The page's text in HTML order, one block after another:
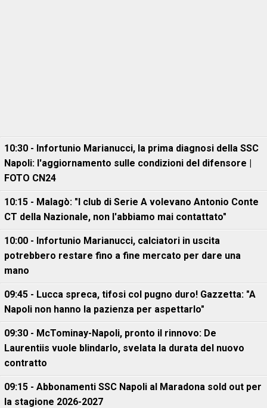
10:30 - Infortunio Marianucci, la prima diagnosi della SSC
Napoli: l'aggiornamento sulle condizioni del difensore |
FOTO CN24
10:15 - Malagò: "I club di Serie A volevano Antonio Conte
CT della Nazionale, non l'abbiamo mai contattato"
10:00 - Infortunio Marianucci, calciatori in uscita
potrebbero restare fino a fine mercato per dare una
mano
09:45 - Lucca spreca, tifosi col pugno duro! Gazzetta: "A
Napoli non hanno la pazienza per aspettarlo"
09:30 - McTominay-Napoli, pronto il rinnovo: De
Laurentiis vuole blindarlo, svelata la durata del nuovo
contratto
09:15 - Abbonamenti SSC Napoli al Maradona sold out per
la stagione 2026-2027